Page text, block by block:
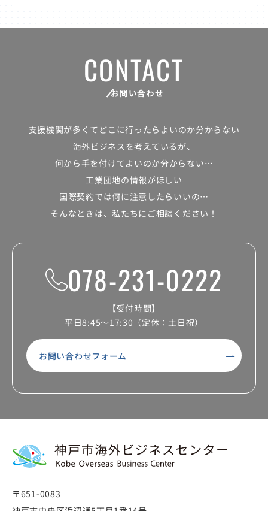
CONTACT
お問い合わせ
支援機関が多くて どこに行ったらよいのか分からない
海外ビジネスを考えているが、
何から手を付けてよいのか分からない…
工業団地の情報がほしい
国際契約では何に注意したらいいの…
そんなときは、私たちにご相談ください！
078-231-0222
【受付時間】
平日8:45～17:30（定休：土日祝）
お問い合わせフォーム
〒651-0083